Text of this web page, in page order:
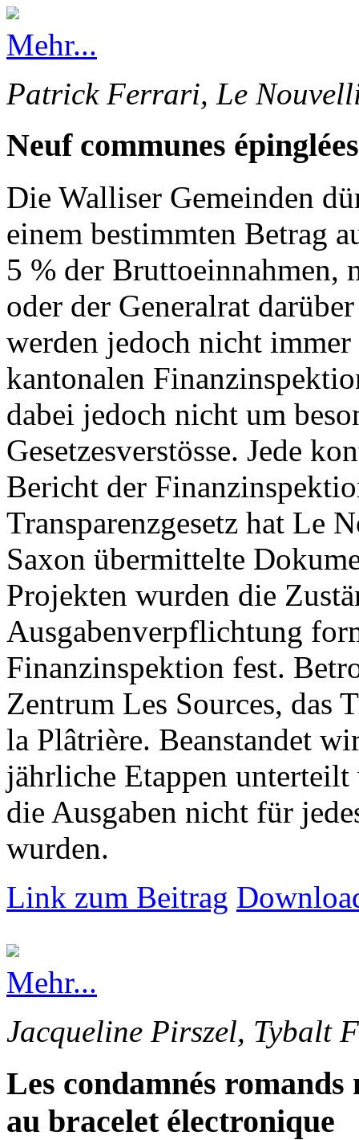
Mehr...
Patrick Ferrari, Le
Neuf communes épinglées
Die Walliser Gemeinden
einem bestimmten Betrag
5 % der Bruttoeinnahmen,
oder der Generalrat
werden jedoch nicht
kantonalen
dabei jedoch nicht um
Gesetzesverstösse. Jede
Bericht der
Transparenzgesetz hat Le
Saxon übermittelte
Projekten wurden die
Ausgabenverpflichtung
Finanzinspektion fest.
Zentrum Les Sources, das
la Plâtrière. Beanstandet
jährliche Etappen unterteilt
die Ausgaben nicht für
wurden.
Link zum Beitrag
Mehr...
Jacqueline Pirszel, Tybalt
Les condamnés romands
au bracelet électronique